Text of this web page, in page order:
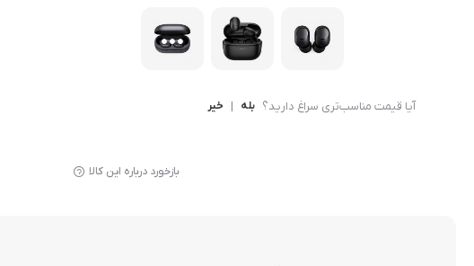
گوشی کاترپیلار
آیا قیمت مناسب‌تری سراغ دارید؟ بله | خیر
بازخورد درباره این کالا